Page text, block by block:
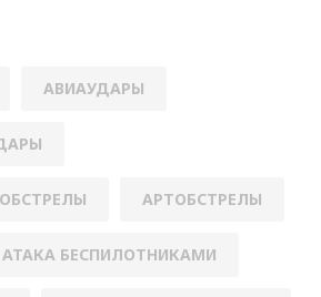
АВИАУДАРЫ
АРТОБСТРЕЛЫ
АТАКА БЕСПИЛОТНИКАМИ